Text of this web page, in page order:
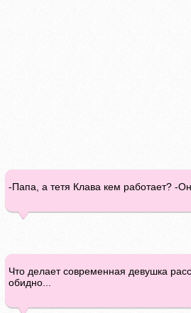
-Папа, а тетя Клава кем работает? -
Что делает современная девушка
обидно...